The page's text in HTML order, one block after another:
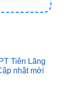
Tiên Lãng
nhật mới